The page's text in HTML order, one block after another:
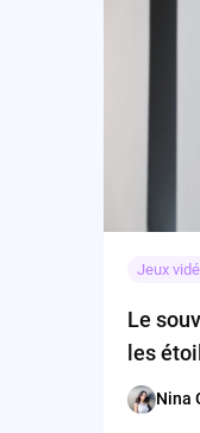
Jeux
Le
les
Posted
Nina